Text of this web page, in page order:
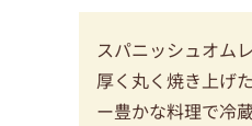
スパニッシュオム
厚く丸く焼き上げ
ー豊かな料理で冷